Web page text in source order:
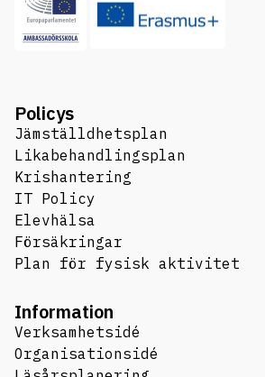
Policys
Jämställdhetsplan
Likabehandlingsplan
Krishantering
IT Policy
Elevhälsa
Försäkringar
Plan för fysisk aktivitet
Information
Verksamhetsidé
Organisationsidé